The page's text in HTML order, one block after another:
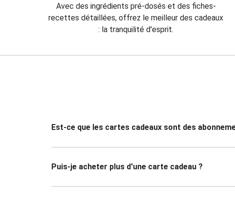
Avec des ingrédients pré-dosés et des fiches-
recettes détaillées, offrez le meilleur des cadeaux
: la tranquilité d'esprit.
Est-ce que les cartes cadeaux sont des
Puis-je acheter plus d'une carte cadeau ?